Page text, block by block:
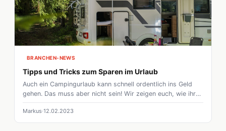
BRANCHEN-NEWS
Tipps und Tricks zum Sparen im Urlaub
Auch ein Campingurlaub kann schnell ordentlich ins Geld
gehen. Das muss aber nicht sein! Wir zeigen euch, wie ihr
im Urlaub mit einfachen Tricks sparen könnt.
Markus 12.02.2023